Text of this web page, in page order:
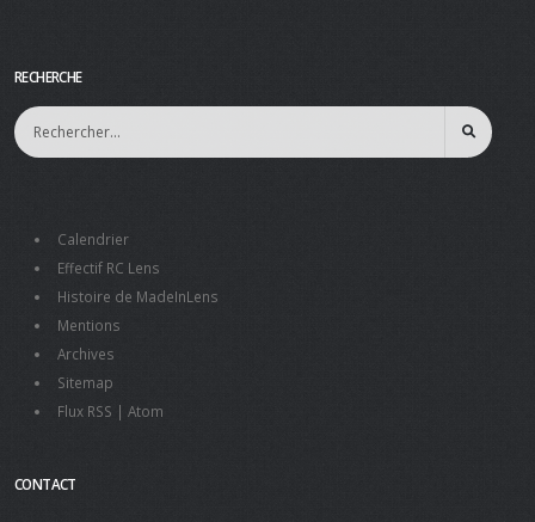
RECHERCHE
Calendrier
Effectif RC Lens
Histoire de MadeInLens
Mentions
Archives
Sitemap
Flux RSS | Atom
CONTACT